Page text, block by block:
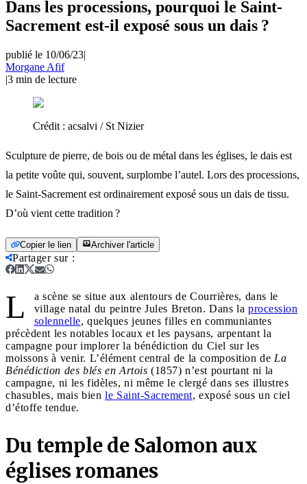
Dans les processions, pourquoi le Saint-
Sacrement est-il exposé sous un dais ?
publié le 10/06/23|
Morgane Afif
|3 min de lecture
Crédit : acsalvi / St Nizier
Sculpture de pierre, de bois ou de métal dans les églises, le dais est
la petite voûte qui, souvent, surplombe l’autel. Lors des processions,
le Saint-Sacrement est ordinairement exposé sous un dais de tissu.
D’où vient cette tradition ?
Copier le lien Archiver l'article
Partager sur:
L
a scène se situe aux alentours de Courrières, dans le
village natal du peintre Jules Breton. Dans la procession
solennelle, quelques jeunes filles en communiantes
précèdent les notables locaux et les paysans, arpentant la
campagne pour implorer la bénédiction du Ciel sur les
moissons à venir. L’élément central de la composition de La
Bénédiction des blés en Artois (1857) n’est pourtant ni la
campagne, ni les fidèles, ni même le clergé dans ses illustres
chasubles, mais bien le Saint-Sacrement, exposé sous un ciel
d’étoffe tendue.
Du temple de Salomon aux
églises romanes